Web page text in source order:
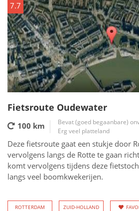
7.7
Fietsroute Oudewater
100 km
Bevat (goed begaanbare)
Erg veel platteland
Deze fietsroute gaat een stukje door
vervolgens langs de Rotte te gaan
komt vervolgens tijdens deze
langs veel boomkwekerijen.
ROTTERDAM ZUID-HOLLAND